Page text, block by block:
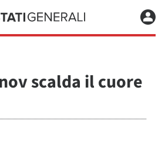
scalda il cuore